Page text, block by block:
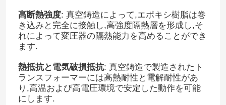
高断熱強度: 真空鋳造によって,エポキシ樹脂は巻
き込みと完全に接触し,高強度隔熱層を形成し,そ
れによって変圧器の隔熱能力を高めることができ
ます.
熱抵抗と電気破損抵抗: 真空鋳造で製造されたト
ランスフォーマーには高熱耐性と電解耐性があ
り,高温および高電圧環境で安定した動作を可能
にします.